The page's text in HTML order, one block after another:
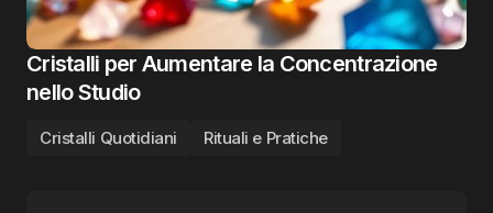
Cristalli per Aumentare la Concentrazione
nello Studio
Cristalli Quotidiani Rituali e Pratiche